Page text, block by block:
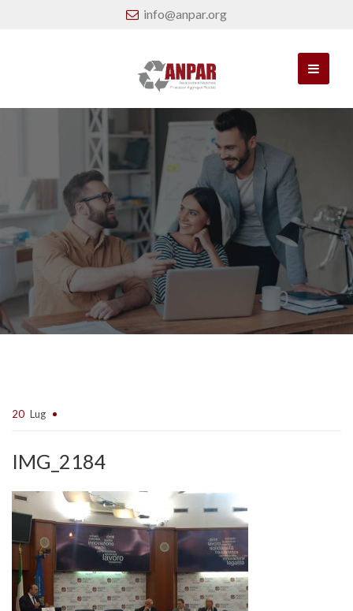
info@anpar.org
20 Lug
IMG_2184